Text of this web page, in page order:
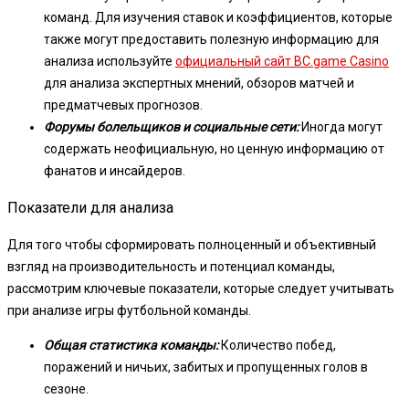
команд. Для изучения ставок и коэффициентов, которые
также могут предоставить полезную информацию для
анализа используйте официальный сайт BC.game Casino
для анализа экспертных мнений, обзоров матчей и
предматчевых прогнозов.
Форумы болельщиков и социальные сети:Иногда могут
содержать неофициальную, но ценную информацию от
фанатов и инсайдеров.
Показатели для анализа
Для того чтобы сформировать полноценный и объективный
взгляд на производительность и потенциал команды,
рассмотрим ключевые показатели, которые следует учитывать
при анализе игры футбольной команды.
Общая статистика команды:Количество побед,
поражений и ничьих, забитых и пропущенных голов в
сезоне.